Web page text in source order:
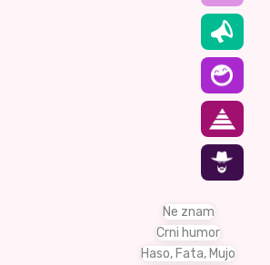
Ne znam
Crni humor
Haso, Fata, Mujo